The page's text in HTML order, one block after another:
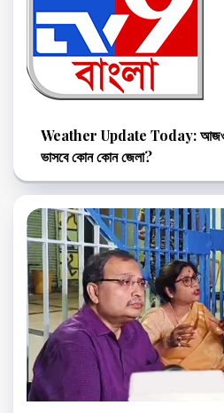
Weather Update Today: আজও
ভাসবে কোন কোন জেলা?